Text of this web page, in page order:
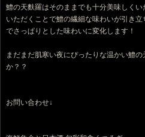
鱧の天麩羅はそのままでも十分美味しく
いただくことで鱧の繊細な味わいが引き
でさっぱりとした味わいに変化します！
まだまだ肌寒い夜にぴったりな温かい鱧
か？？
お問い合わせ↓